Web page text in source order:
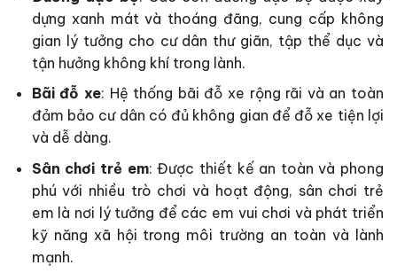
dựng xanh mát và thoáng đãng, cung cấp không
gian lý tưởng cho cư dân thư giãn, tập thể dục và
tận hưởng không khí trong lành.
Bãi đỗ xe: Hệ thống bãi đỗ xe rộng rãi và an toàn
đảm bảo cư dân có đủ không gian để đỗ xe tiện lợi
và dễ dàng.
Sân chơi trẻ em: Được thiết kế an toàn và phong
phú với nhiều trò chơi và hoạt động, sân chơi trẻ
em là nơi lý tưởng để các em vui chơi và phát triển
kỹ năng xã hội trong môi trường an toàn và lành
mạnh.